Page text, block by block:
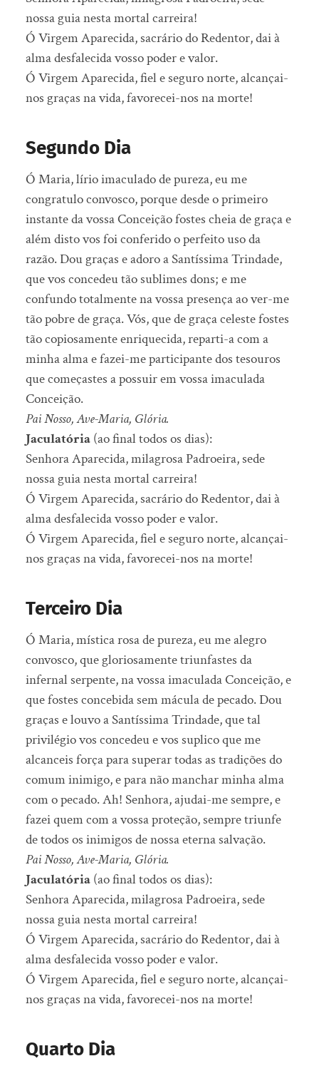
nossa guia nesta mortal carreira!
Ó Virgem Aparecida, sacrário do Redentor, dai à
alma desfalecida vosso poder e valor.
Ó Virgem Aparecida, fiel e seguro norte, alcançai-
nos graças na vida, favorecei-nos na morte!
Segundo Dia
Ó Maria, lírio imaculado de pureza, eu me
congratulo convosco, porque desde o primeiro
instante da vossa Conceição fostes cheia de graça e
além disto vos foi conferido o perfeito uso da
razão. Dou graças e adoro a Santíssima Trindade,
que vos concedeu tão sublimes dons; e me
confundo totalmente na vossa presença ao ver-me
tão pobre de graça. Vós, que de graça celeste fostes
tão copiosamente enriquecida, reparti-a com a
minha alma e fazei-me participante dos tesouros
que começastes a possuir em vossa imaculada
Conceição.
Pai Nosso, Ave-Maria, Glória.
Jaculatória(ao final todos os dias):
Senhora Aparecida, milagrosa Padroeira, sede
nossa guia nesta mortal carreira!
Ó Virgem Aparecida, sacrário do Redentor, dai à
alma desfalecida vosso poder e valor.
Ó Virgem Aparecida, fiel e seguro norte, alcançai-
nos graças na vida, favorecei-nos na morte!
Terceiro Dia
Ó Maria, mística rosa de pureza, eu me alegro
convosco, que gloriosamente triunfastes da
infernal serpente, na vossa imaculada Conceição, e
que fostes concebida sem mácula de pecado. Dou
graças e louvo a Santíssima Trindade, que tal
privilégio vos concedeu e vos suplico que me
alcanceis força para superar todas as tradições do
comum inimigo, e para não manchar minha alma
com o pecado. Ah! Senhora, ajudai-me sempre, e
fazei quem com a vossa proteção, sempre triunfe
de todos os inimigos de nossa eterna salvação.
Pai Nosso, Ave-Maria, Glória.
Jaculatória(ao final todos os dias):
Senhora Aparecida, milagrosa Padroeira, sede
nossa guia nesta mortal carreira!
Ó Virgem Aparecida, sacrário do Redentor, dai à
alma desfalecida vosso poder e valor.
Ó Virgem Aparecida, fiel e seguro norte, alcançai-
nos graças na vida, favorecei-nos na morte!
Quarto Dia